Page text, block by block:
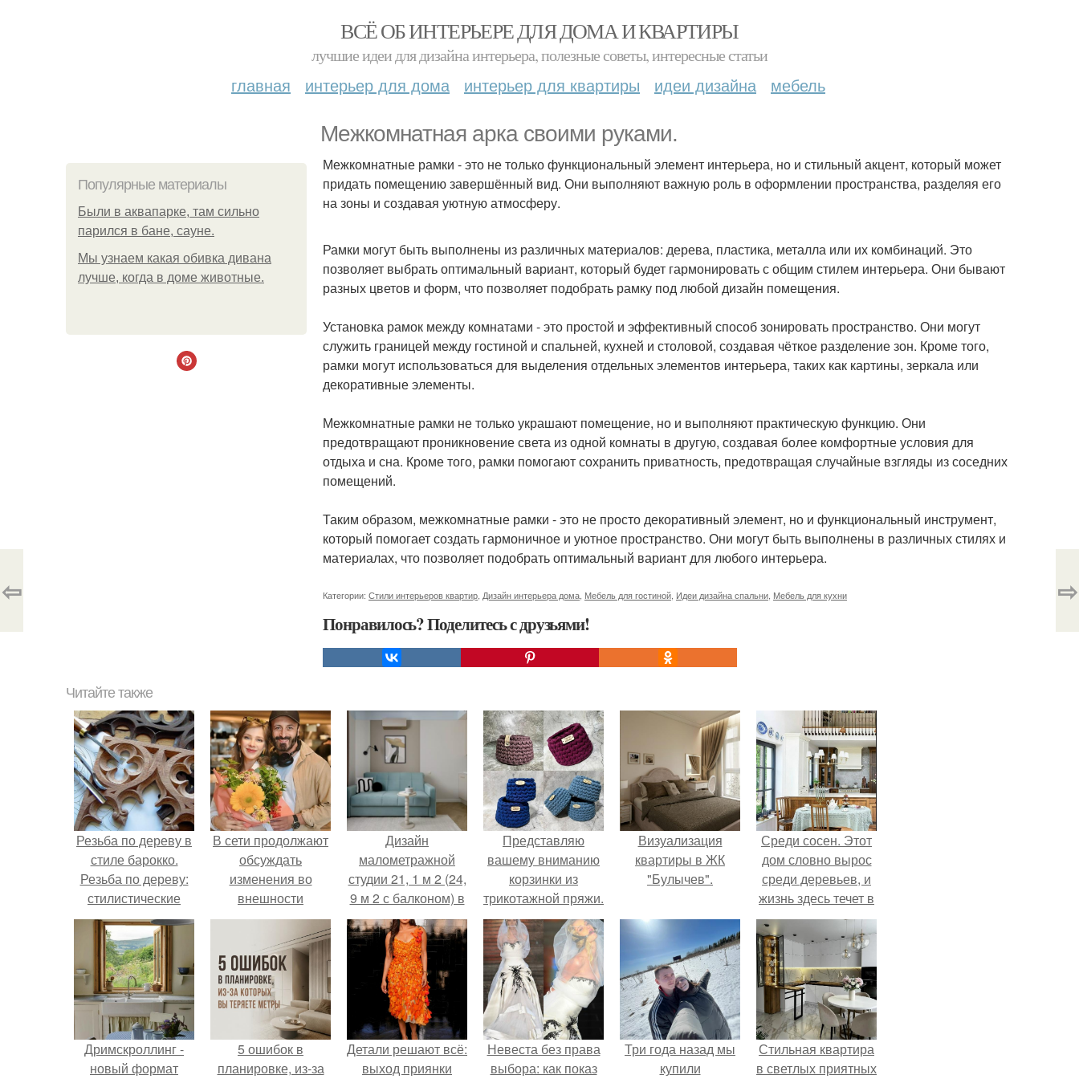
ВСЁ ОБ ИНТЕРЬЕРЕ ДЛЯ ДОМА И КВАРТИРЫ
лучшие идеи для дизайна интерьера, полезные советы, интересные статьи
главная интерьер для дома интерьер для квартиры идеи дизайна мебель
Межкомнатная арка своими руками.
Популярные материалы
Были в аквапарке, там сильно
парился в бане, сауне.
Мы узнаем какая обивка дивана
лучше, когда в доме животные.
Межкомнатные рамки - это не только функциональный элемент интерьера, но и стильный акцент, который может
придать помещению завершённый вид. Они выполняют важную роль в оформлении пространства, разделяя его
на зоны и создавая уютную атмосферу.
Рамки могут быть выполнены из различных материалов: дерева, пластика, металла или их комбинаций. Это
позволяет выбрать оптимальный вариант, который будет гармонировать с общим стилем интерьера. Они бывают
разных цветов и форм, что позволяет подобрать рамку под любой дизайн помещения.
Установка рамок между комнатами - это простой и эффективный способ зонировать пространство. Они могут
служить границей между гостиной и спальней, кухней и столовой, создавая чёткое разделение зон. Кроме того,
рамки могут использоваться для выделения отдельных элементов интерьера, таких как картины, зеркала или
декоративные элементы.
Межкомнатные рамки не только украшают помещение, но и выполняют практическую функцию. Они
предотвращают проникновение света из одной комнаты в другую, создавая более комфортные условия для
отдыха и сна. Кроме того, рамки помогают сохранить приватность, предотвращая случайные взгляды из соседних
помещений.
Таким образом, межкомнатные рамки - это не просто декоративный элемент, но и функциональный инструмент,
который помогает создать гармоничное и уютное пространство. Они могут быть выполнены в различных стилях и
материалах, что позволяет подобрать оптимальный вариант для любого интерьера.
Категории: Стили интерьеров квартир Дизайн интерьера дома Мебель для гостиной Идеи дизайна спальни Мебель для кухни
Понравилось? Поделитесь с друзьями!
⇦ ⇨
Читайте также
Резьба по дереву в
стиле барокко.
Резьба по дереву:
стилистические
направления и
характерные узоры.
В сети продолжают
обсуждать
изменения во
внешности
актрисы.
Дизайн
малометражной
студии 21, 1 м 2 (24,
9 м 2 с балконом) в
Краснодаре.
Представляю
вашему вниманию
корзинки из
трикотажной пряжи.
Визуализация
квартиры в ЖК
"Булычев".
Среди сосен. Этот
дом словно вырос
среди деревьев, и
жизнь здесь течет в
собственном ритме
- спокойно, без
спешки и лишнего
шума.
Дримскроллинг -
новый формат
5 ошибок в
планировке, из-за
Детали решают всё:
выход приянки
Невеста без права
выбора: как показ
Три года назад мы
купили
Стильная квартира
в светлых приятных